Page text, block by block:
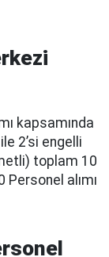
kapsamında
2’si engelli
toplam 10
alımı